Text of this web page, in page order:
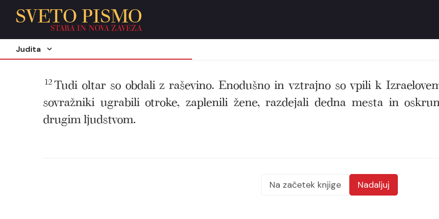
SVETO PISMO
STARA IN NOVA ZAVEZA
Judita
12Tudi oltar so obdali z raševino. Enodušno in vztrajno so vpili k
sovražniki ugrabili otroke, zaplenili žene, razdejali dedna mesta in
drugim ljudstvom.
Na začetek knjige Nadaljuj